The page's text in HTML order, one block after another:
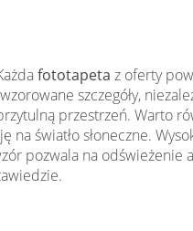
fototapeta z oferty
szczegóły,
przestrzeń. Warto
na światło słoneczne.
pozwala na odświeżenie